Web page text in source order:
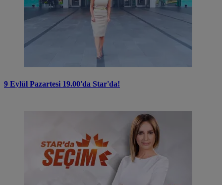
9 Eylül Pazartesi 19.00'da Star'da!